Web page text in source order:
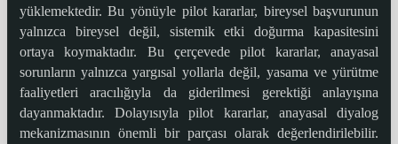
yüklemektedir. Bu yönüyle pilot kararlar, bireysel başvurunun
yalnızca bireysel değil, sistemik etki doğurma kapasitesini
ortaya koymaktadır. Bu çerçevede pilot kararlar, anayasal
sorunların yalnızca yargısal yollarla değil, yasama ve yürütme
faaliyetleri aracılığıyla da giderilmesi gerektiği anlayışına
dayanmaktadır. Dolayısıyla pilot kararlar, anayasal diyalog
mekanizmasının önemli bir parçası olarak değerlendirilebilir.